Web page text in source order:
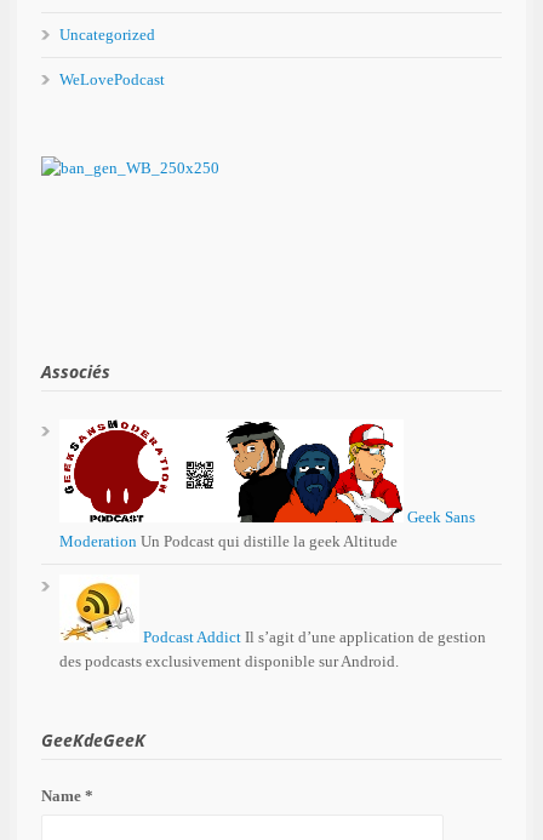
Uncategorized
WeLovePodcast
Associés
Geek Sans
Moderation Un Podcast qui distille la geek Altitude
Podcast Addict Il s’agit d’une application de gestion
des podcasts exclusivement disponible sur Android.
GeeKdeGeeK
Name *